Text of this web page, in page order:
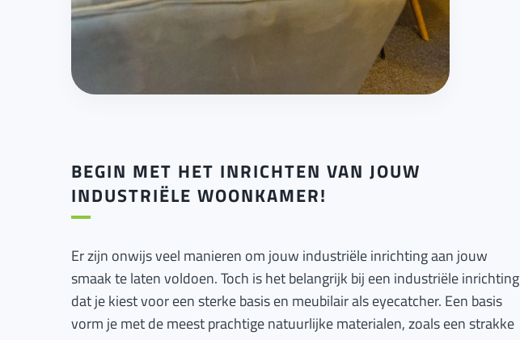
BEGIN MET HET INRICHTEN VAN JOUW
INDUSTRIËLE WOONKAMER!
Er zijn onwijs veel manieren om jouw industriële inrichting aan jouw
smaak te laten voldoen. Toch is het belangrijk bij een industriële inrichting
dat je kiest voor een sterke basis en meubilair als eyecatcher. Een basis
vorm je met de meest prachtige natuurlijke materialen, zoals een strakke